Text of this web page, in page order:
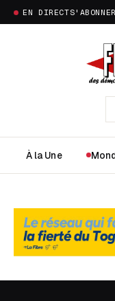
EN DIRECTS'ABONNER
À la Une